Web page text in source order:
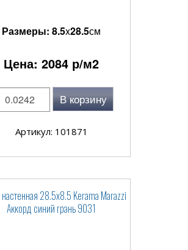
Размеры: 8.5x28.5см
Цена: 2084 р/м2
В корзину
Артикул: 101871
настенная 28.5x8.5 Kerama Marazzi
Аккорд синий грань 9031